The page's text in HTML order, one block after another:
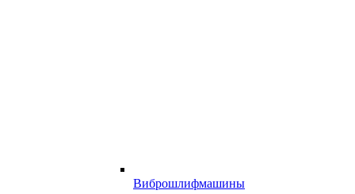
Виброшлифмашины